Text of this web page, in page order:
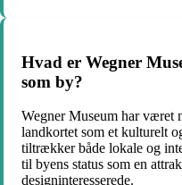
Hvad er Wegner
som by?
Wegner Museum har været
landkortet som et kulturelt
tiltrækker både lokale og
til byens status som en
designinteresserede.